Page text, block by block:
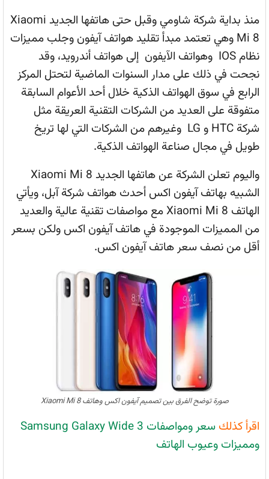
منذ بداية شركة شاومي وقبل حتى هاتفها الجديد Xiaomi
Mi 8 وهي تعتمد مبدأ تقليد هواتف آيفون وجلب مميزات
نظام IOS وهواتف الآيفون إلى هواتف أندرويد، وقد
نجحت في ذلك على مدار السنوات الماضية لتحتل المركز
الرابع في سوق الهواتف الذكية خلال أحد الأعوام السابقة
متفوقة على العديد من الشركات التقنية العريقة مثل
شركة HTC و LG وغيرهم من الشركات التي لها تريخ
طويل في مجال صناعة الهواتف الذكية.
واليوم تعلن الشركة عن هاتفها الجديد Xiaomi Mi 8
الشبيه بهاتف آيفون اكس أحدث هواتف شركة آبل، ويأتي
الهاتف Xiaomi Mi 8 مع مواصفات تقنية عالية والعديد
من المميزات الموجودة في هاتف آيفون اكس ولكن بسعر
أقل من نصف سعر هاتف آيفون اكس.
صورة توضح الفرق بين تصميم آيفون اكس وهاتف Xiaomi Mi 8
اقرأ كذلك
سعر ومواصفات Samsung Galaxy Wide 3
ومميزات وعيوب الهاتف